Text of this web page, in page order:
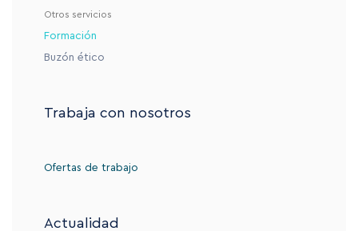
Otros servicios
Formación
Buzón ético
Trabaja con nosotros
Ofertas de trabajo
Actualidad